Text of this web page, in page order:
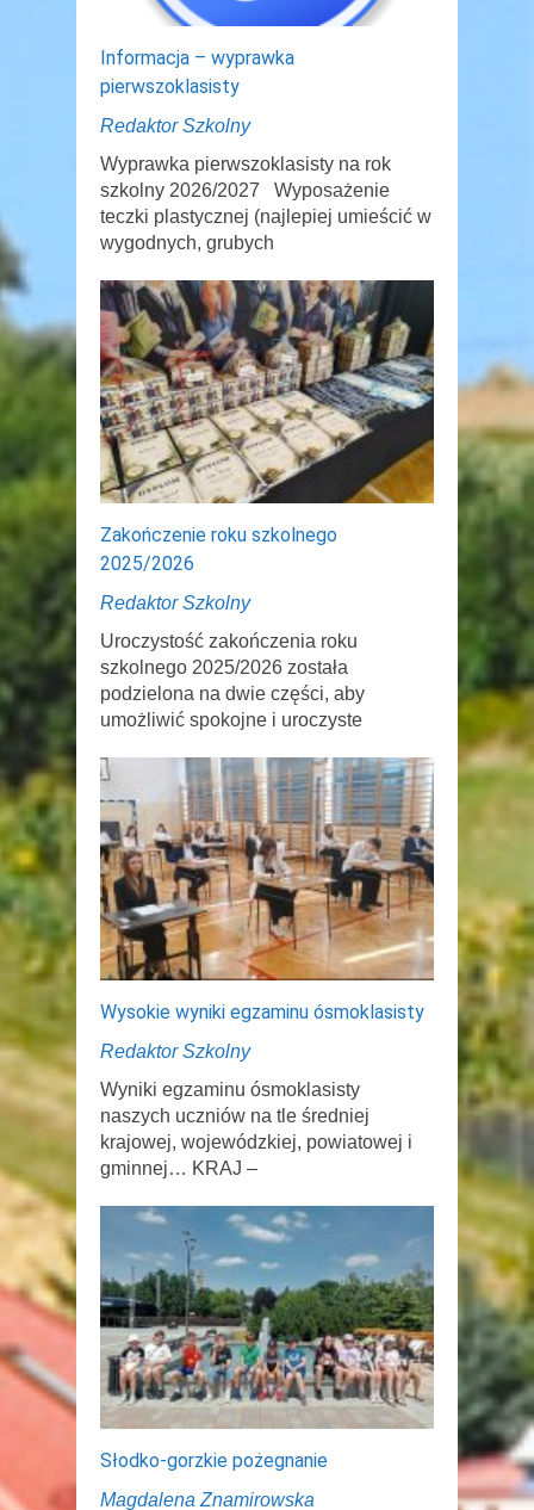
Informacja – wyprawka
pierwszoklasisty
Redaktor Szkolny
Wyprawka pierwszoklasisty na rok
szkolny 2026/2027 Wyposażenie
teczki plastycznej (najlepiej umieścić w
wygodnych, grubych
Zakończenie roku szkolnego
2025/2026
Redaktor Szkolny
Uroczystość zakończenia roku
szkolnego 2025/2026 została
podzielona na dwie części, aby
umożliwić spokojne i uroczyste
Wysokie wyniki egzaminu ósmoklasisty
Redaktor Szkolny
Wyniki egzaminu ósmoklasisty
naszych uczniów na tle średniej
krajowej, wojewódzkiej, powiatowej i
gminnej… KRAJ –
Słodko-gorzkie pożegnanie
Magdalena Znamirowska